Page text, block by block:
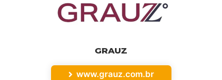
GRAUZ
www.grauz.com.br